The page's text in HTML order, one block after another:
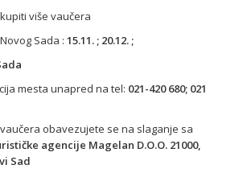
više vaučera
Sada : 15.11. ; 20.12. ;
mesta unapred na tel: 021-420 680; 021
obavezujete se na slaganje sa
agencije Magelan D.O.O. 21000,
Sad